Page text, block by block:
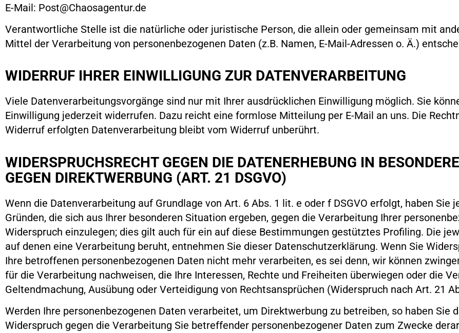
E-Mail: Post@Chaosagentur.de
Verantwortliche Stelle ist die natürliche oder juristische Person, die allein oder gemeinsam mit
Mittel der Verarbeitung von personenbezogenen Daten (z.B. Namen, E-Mail-Adressen o. Ä.)
WIDERRUF IHRER EINWILLIGUNG ZUR DATENVERARBEITUNG
Viele Datenverarbeitungsvorgänge sind nur mit Ihrer ausdrücklichen Einwilligung möglich. Sie
Einwilligung jederzeit widerrufen. Dazu reicht eine formlose Mitteilung per E-Mail an uns. Die
Widerruf erfolgten Datenverarbeitung bleibt vom Widerruf unberührt.
WIDERSPRUCHSRECHT GEGEN DIE DATENERHEBUNG IN
GEGEN DIREKTWERBUNG (ART. 21 DSGVO)
Wenn die Datenverarbeitung auf Grundlage von Art. 6 Abs. 1 lit. e oder f DSGVO erfolgt, haben Sie
Gründen, die sich aus Ihrer besonderen Situation ergeben, gegen die Verarbeitung Ihrer
Widerspruch einzulegen; dies gilt auch für ein auf diese Bestimmungen gestütztes Profiling. Die
auf denen eine Verarbeitung beruht, entnehmen Sie dieser Datenschutzerklärung. Wenn Sie
Ihre betroffenen personenbezogenen Daten nicht mehr verarbeiten, es sei denn, wir können
für die Verarbeitung nachweisen, die Ihre Interessen, Rechte und Freiheiten überwiegen oder die
Geltendmachung, Ausübung oder Verteidigung von Rechtsansprüchen (Widerspruch nach Art. 21
Werden Ihre personenbezogenen Daten verarbeitet, um Direktwerbung zu betreiben, so haben Sie
Widerspruch gegen die Verarbeitung Sie betreffender personenbezogener Daten zum Zwecke